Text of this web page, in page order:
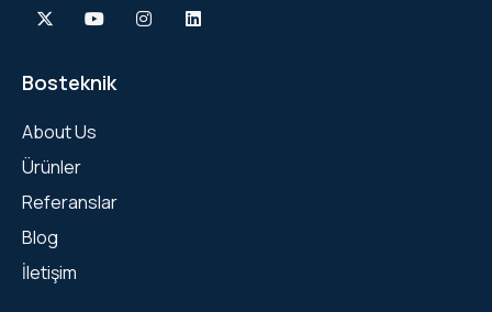
Bosteknik
About Us
Ürünler
Referanslar
Blog
İletişim